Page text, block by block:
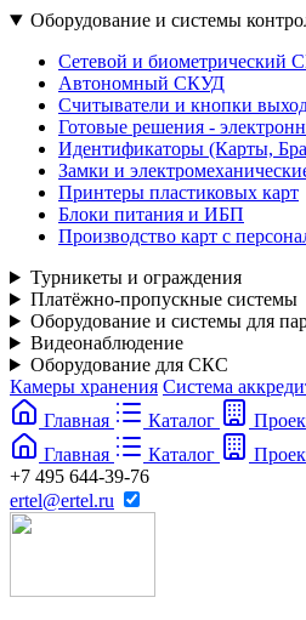
Оборудование и системы
Сетевой и биометрический
Автономный СКУД
Считыватели и кнопки
Готовые решения -
Идентификаторы (Карты,
Замки и
Принтеры пластиковых карт
Блоки питания и ИБП
Производство карт с
Турникеты и ограждения
Платёжно-пропускные системы
Оборудование и системы для
Видеонаблюдение
Оборудование для СКС
Камеры хранения Система
Главная
Каталог
Главная
Каталог
+7 495 644-39-76
ertel@ertel.ru